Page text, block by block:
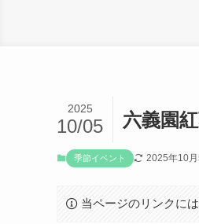
六義園
2025
10/05
季節イベント 2025年10月
当ページのリンクに